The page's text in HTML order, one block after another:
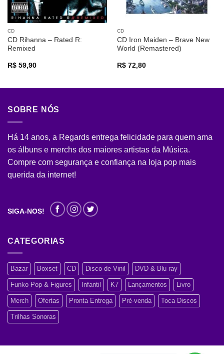
CD
CD Rihanna – Rated R:
Remixed
R$59,90
CD
CD Iron Maiden – Brave New
World (Remastered)
R$72,80
SOBRE NÓS
Há 14 anos, a Regards entrega felicidade para quem ama
os álbuns e merchs dos maiores artistas da Música.
Compre com segurança e confiança na loja pop mais
querida da internet!
SIGA-NOS!
CATEGORIAS
Bazar Boxset CD Disco de Vinil DVD & Blu-ray
Funko Pop & Figures Infantil K7 Lançamentos Livro
Merch Ofertas Pronta Entrega Pré-venda Toca Discos
Trilhas Sonoras